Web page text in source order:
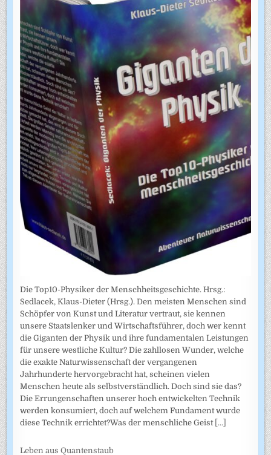
Die Top10-Physiker der Menschheitsgeschichte. Hrsg.:
Sedlacek, Klaus-Dieter (Hrsg.). Den meisten Menschen sind
Schöpfer von Kunst und Literatur vertraut, sie kennen
unsere Staatslenker und Wirtschaftsführer, doch wer kennt
die Giganten der Physik und ihre fundamentalen Leistungen
für unsere westliche Kultur? Die zahllosen Wunder, welche
die exakte Naturwissenschaft der vergangenen
Jahrhunderte hervorgebracht hat, scheinen vielen
Menschen heute als selbstverständlich. Doch sind sie das?
Die Errungenschaften unserer hoch entwickelten Technik
werden konsumiert, doch auf welchem Fundament wurde
diese Technik errichtet?Was der menschliche Geist [...]
Leben aus Quantenstaub